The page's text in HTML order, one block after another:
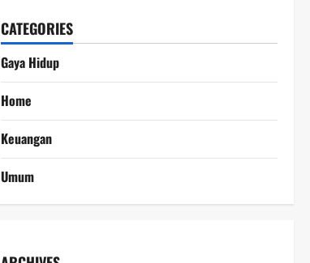
CATEGORIES
Gaya Hidup
Home
Keuangan
Umum